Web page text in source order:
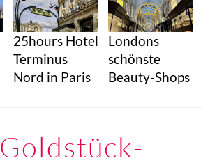
25hours Hotel
Terminus
Nord in Paris
Londons
schönste
Beauty-Shops
Goldstück-